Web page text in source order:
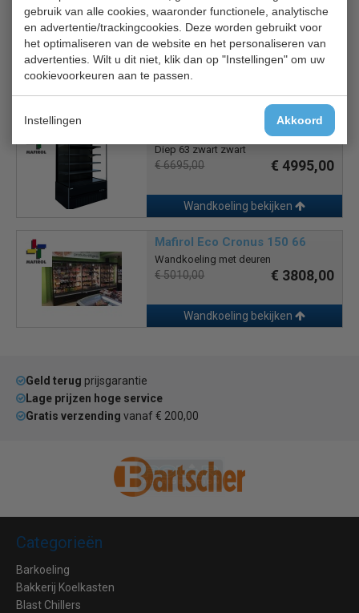
gebruik van alle cookies, waaronder functionele, analytische
en advertentie/trackingcookies. Deze worden gebruikt voor
het optimaliseren van de website en het personaliseren van
advertenties. Wilt u dit niet, klik dan op "Instellingen" om uw
cookievoorkeuren aan te passen.
Instellingen Akkoord
Mafirol Cronus 130 66
Wandkoeling
€ 5390,00 € 4096,00
Wandkoeling bekijken
Diep 63 zwart zwart
€ 6695,00 € 4995,00
Wandkoeling bekijken
Mafirol Eco Cronus 150 66
Wandkoeling met deuren
€ 5010,00 € 3808,00
Wandkoeling bekijken
Geld terug prijsgarantie
Lage prijzen hoge service
Gratis verzending vanaf € 200,00
Categorieën
Barkoeling
Bakkerij Koelkasten
Blast Chillers